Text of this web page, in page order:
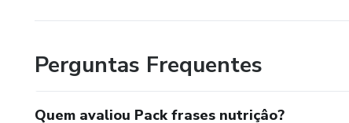
.Perguntas Frequentes
Quem avaliou Pack frases nutriçâo?